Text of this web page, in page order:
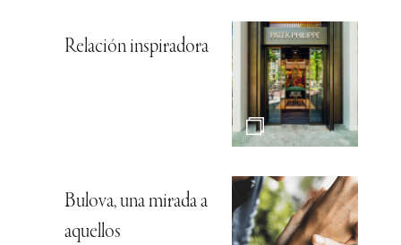
Relación inspiradora
Bulova, una mirada a
aquellos